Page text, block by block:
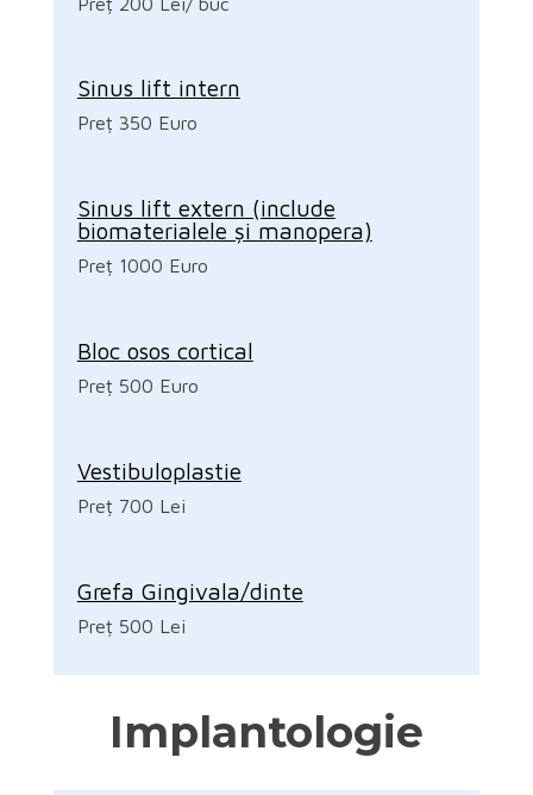
Sinus lift intern
Preț 350 Euro
Sinus lift extern (include
biomaterialele și manopera)
Preț 1000 Euro
Bloc osos cortical
Preț 500 Euro
Vestibuloplastie
Preț 700 Lei
Grefa Gingivala/dinte
Preț 500 Lei
Implantologie